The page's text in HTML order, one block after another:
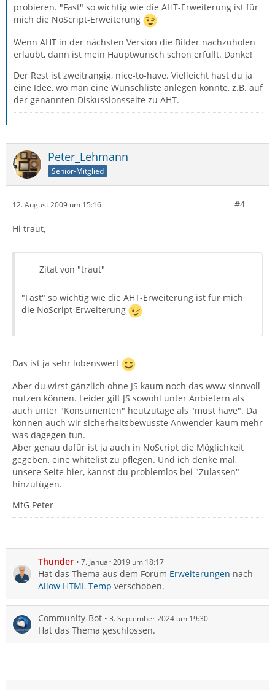
probieren. "Fast" so wichtig wie die AHT-Erweiterung ist für
mich die NoScript-Erweiterung
Wenn AHT in der nächsten Version die Bilder nachzuholen
erlaubt, dann ist mein Hauptwunsch schon erfüllt. Danke!
Der Rest ist zweitrangig, nice-to-have. Vielleicht hast du ja
eine Idee, wo man eine Wunschliste anlegen könnte, z.B. auf
der genannten Diskussionsseite zu AHT.
Peter_Lehmann
Senior-Mitglied
12. August 2009 um 15:16 #4
Hi traut,
Zitat von "traut"
"Fast" so wichtig wie die AHT-Erweiterung ist für mich
die NoScript-Erweiterung
Das ist ja sehr lobenswert
Aber du wirst gänzlich ohne JS kaum noch das www sinnvoll
nutzen können. Leider gilt JS sowohl unter Anbietern als
auch unter "Konsumenten" heutzutage als "must have". Da
können auch wir sicherheitsbewusste Anwender kaum mehr
was dagegen tun.
Aber genau dafür ist ja auch in NoScript die Möglichkeit
gegeben, eine whitelist zu pflegen. Und ich denke mal,
unsere Seite hier, kannst du problemlos bei "Zulassen"
hinzufügen.
MfG Peter
Thunder 7. Januar 2019 um 18:17
Hat das Thema aus dem Forum Erweiterungen nach
Allow HTML Temp verschoben.
Community-Bot 3. September 2024 um 19:30
Hat das Thema geschlossen.